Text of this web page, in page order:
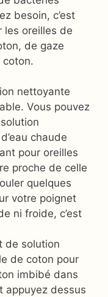
besoin, c’est
les oreilles de
de gaze
coton.
nettoyante
Vous pouvez
chaude
pour oreilles
proche de celle
quelques
votre poignet
ni froide, c’est
de solution
de coton pour
imbibé dans
appuyez dessus